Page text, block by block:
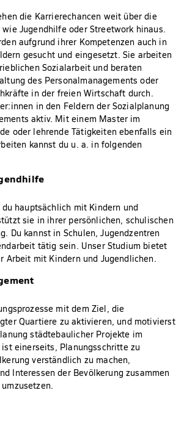
die Karrierechancen weit über die
Jugendhilfe oder Streetwork hinaus.
aufgrund ihrer Kompetenzen auch in
gesucht und eingesetzt. Sie arbeiten
Sozialarbeit und beraten
des Personalmanagements oder
in der freien Wirtschaft durch.
in den Feldern der Sozialplanung
aktiv. Mit einem Master im
oder lehrende Tätigkeiten ebenfalls ein
kannst du u. a. in folgenden
hauptsächlich mit Kindern und
sie in ihrer persönlichen, schulischen
Du kannst in Schulen, Jugendzentren
tätig sein. Unser Studium bietet
Arbeit mit Kindern und Jugendlichen.
mit dem Ziel, die
Quartiere zu aktivieren, und motivierst
städtebaulicher Projekte im
einerseits, Planungsschritte zu
verständlich zu machen,
Interessen der Bevölkerung zusammen